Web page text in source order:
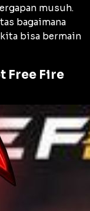
musuh.
bagaimana
bisa bermain
Free Fire